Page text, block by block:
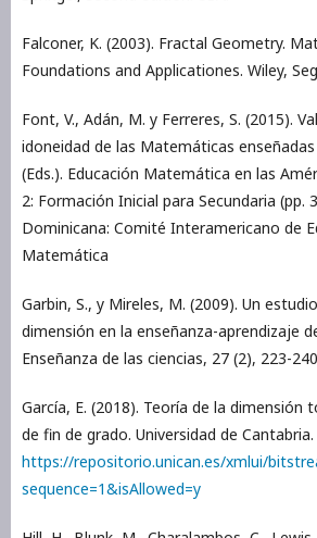
Falconer, K. (2003). Fractal Geometry.
Foundations and Applicationes. Wiley,
Font, V., Adán, M. y Ferreres, S. (2015).
idoneidad de las Matemáticas enseñadas
(Eds.). Educación Matemática en las
2: Formación Inicial para Secundaria (pp.
Dominicana: Comité Interamericano de
Matemática
Garbin, S., y Mireles, M. (2009). Un
dimensión en la enseñanza-aprendizaje
Enseñanza de las ciencias, 27 (2), 223-
García, E. (2018). Teoría de la dimensión
de fin de grado. Universidad de Cantabria.
https://repositorio.unican.es/xmlui/
sequence=1&isAllowed=y